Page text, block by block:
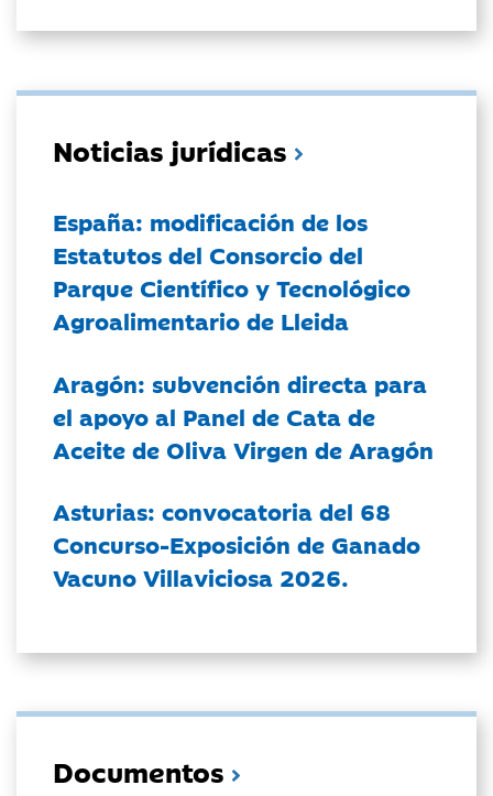
Noticias jurídicas
España: modificación de los
Estatutos del Consorcio del
Parque Científico y Tecnológico
Agroalimentario de Lleida
Aragón: subvención directa para
el apoyo al Panel de Cata de
Aceite de Oliva Virgen de Aragón
Asturias: convocatoria del 68
Concurso-Exposición de Ganado
Vacuno Villaviciosa 2026.
Documentos